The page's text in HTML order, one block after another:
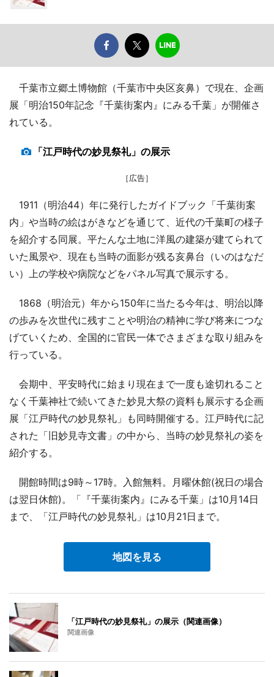
千葉市立郷土博物館（千葉市中央区亥鼻）で現在、企画
展「明治150年記念『千葉街案内』にみる千葉」が開催さ
れている。
「江戸時代の妙見祭礼」の展示
［広告］
1911（明治44）年に発行したガイドブック「千葉街案
内」や当時の絵はがきなどを通じて、近代の千葉町の様子
を紹介する同展。平たんな土地に洋風の建築が建てられて
いた風景や、現在も当時の面影が残る亥鼻台（いのはなだ
い）上の学校や病院などをパネル写真で展示する。
1868（明治元）年から150年に当たる今年は、明治以降
の歩みを次世代に残すことや明治の精神に学び将来につな
げていくため、全国的に官民一体でさまざまな取り組みを
行っている。
会期中、平安時代に始まり現在まで一度も途切れること
なく千葉神社で続いてきた妙見大祭の資料も展示する企画
展「江戸時代の妙見祭礼」も同時開催する。江戸時代に記
された「旧妙見寺文書」の中から、当時の妙見祭礼の姿を
紹介する。
開館時間は9時～17時。入館無料。月曜休館(祝日の場合
は翌日休館)。「『千葉街案内』にみる千葉」は10月14日
まで、「江戸時代の妙見祭礼」は10月21日まで。
地図を見る
「江戸時代の妙見祭礼」の展示（関連画像）
関連画像